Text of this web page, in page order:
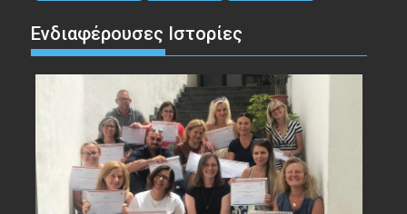
Ενδιαφέρουσες Ιστορίες